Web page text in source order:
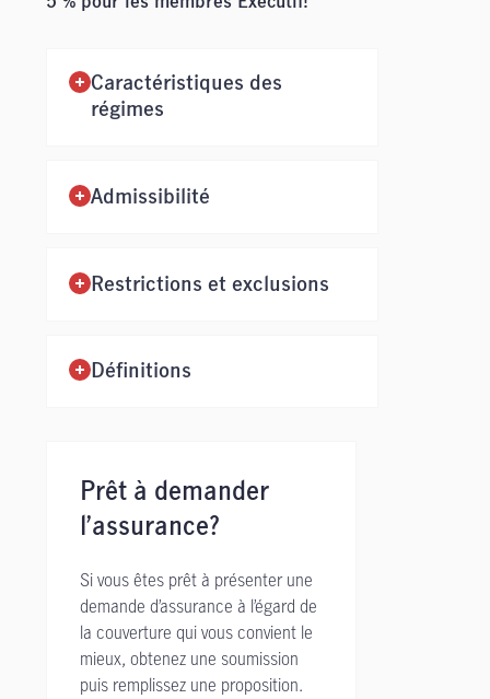
Caractéristiques des
régimes
Admissibilité
Restrictions et exclusions
Définitions
Prêt à demander
l’assurance?
Si vous êtes prêt à présenter une
demande d’assurance à l’égard de
la couverture qui vous convient le
mieux, obtenez une soumission
puis remplissez une proposition.